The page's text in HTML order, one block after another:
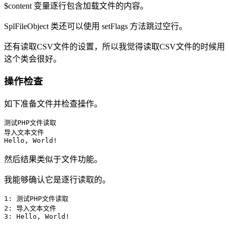
$content 变量逐行包含加载文件的内容。
SplFileObject 类还可以使用 setFlags 方法跳过空行。
还有读取CSV文件的设置，所以我觉得读取CSV文件的时候用
这个类会很好。
操作检查
如下准备文件并检查操作。
测试PHP文件读取
导入文本文件
Hello, World!
然后结果类似于文件功能。
我能够确认它是逐行读取的。
1: 测试PHP文件读取
2: 导入文本文件
3: Hello, World!